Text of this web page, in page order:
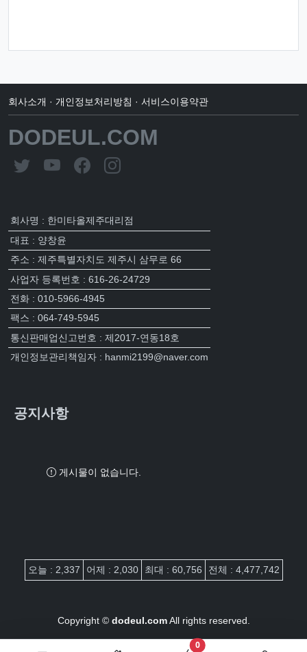
회사소개 · 개인정보처리방침 · 서비스이용약관
DODEUL.COM
회사명 : 한미타올제주대리점
대표 : 양창윤
주소 : 제주특별자치도 제주시 삼무로 66
사업자 등록번호 : 616-26-24729
전화 : 010-5966-4945
팩스 : 064-749-5945
통신판매업신고번호 : 제2017-연동18호
개인정보관리책임자 : hanmi2199@naver.com
공지사항
게시물이 없습니다.
접속자집계
오늘 : 2,337 어제 : 2,030 최대 : 60,756 전체 : 4,477,742
Copyright © dodeul.comAll rights reserved.
0장바구니 담은 개수